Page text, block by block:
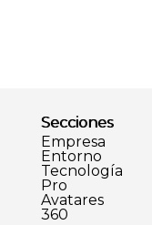
Secciones
Empresa
Entorno
Tecnología
Pro
Avatares
360